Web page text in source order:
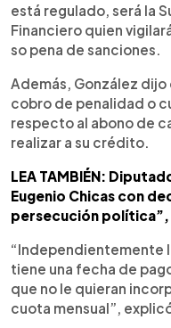
está regulado, será la
Financiero quien
so pena de sanciones.
Además, González
cobro de penalidad o
respecto al abono de
realizar a su crédito.
LEA TAMBIÉN:
Eugenio Chicas con
persecución política”,
“Independientemente
tiene una fecha de
que no le quieran
cuota mensual”,